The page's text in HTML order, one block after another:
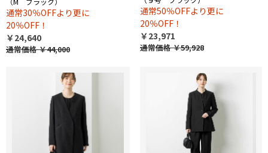
通常30％OFFより更に
20％OFF！
￥24,640
通常価格￥44,000
通常50％OFFより更に
20％OFF！
￥23,971
通常価格￥59,928